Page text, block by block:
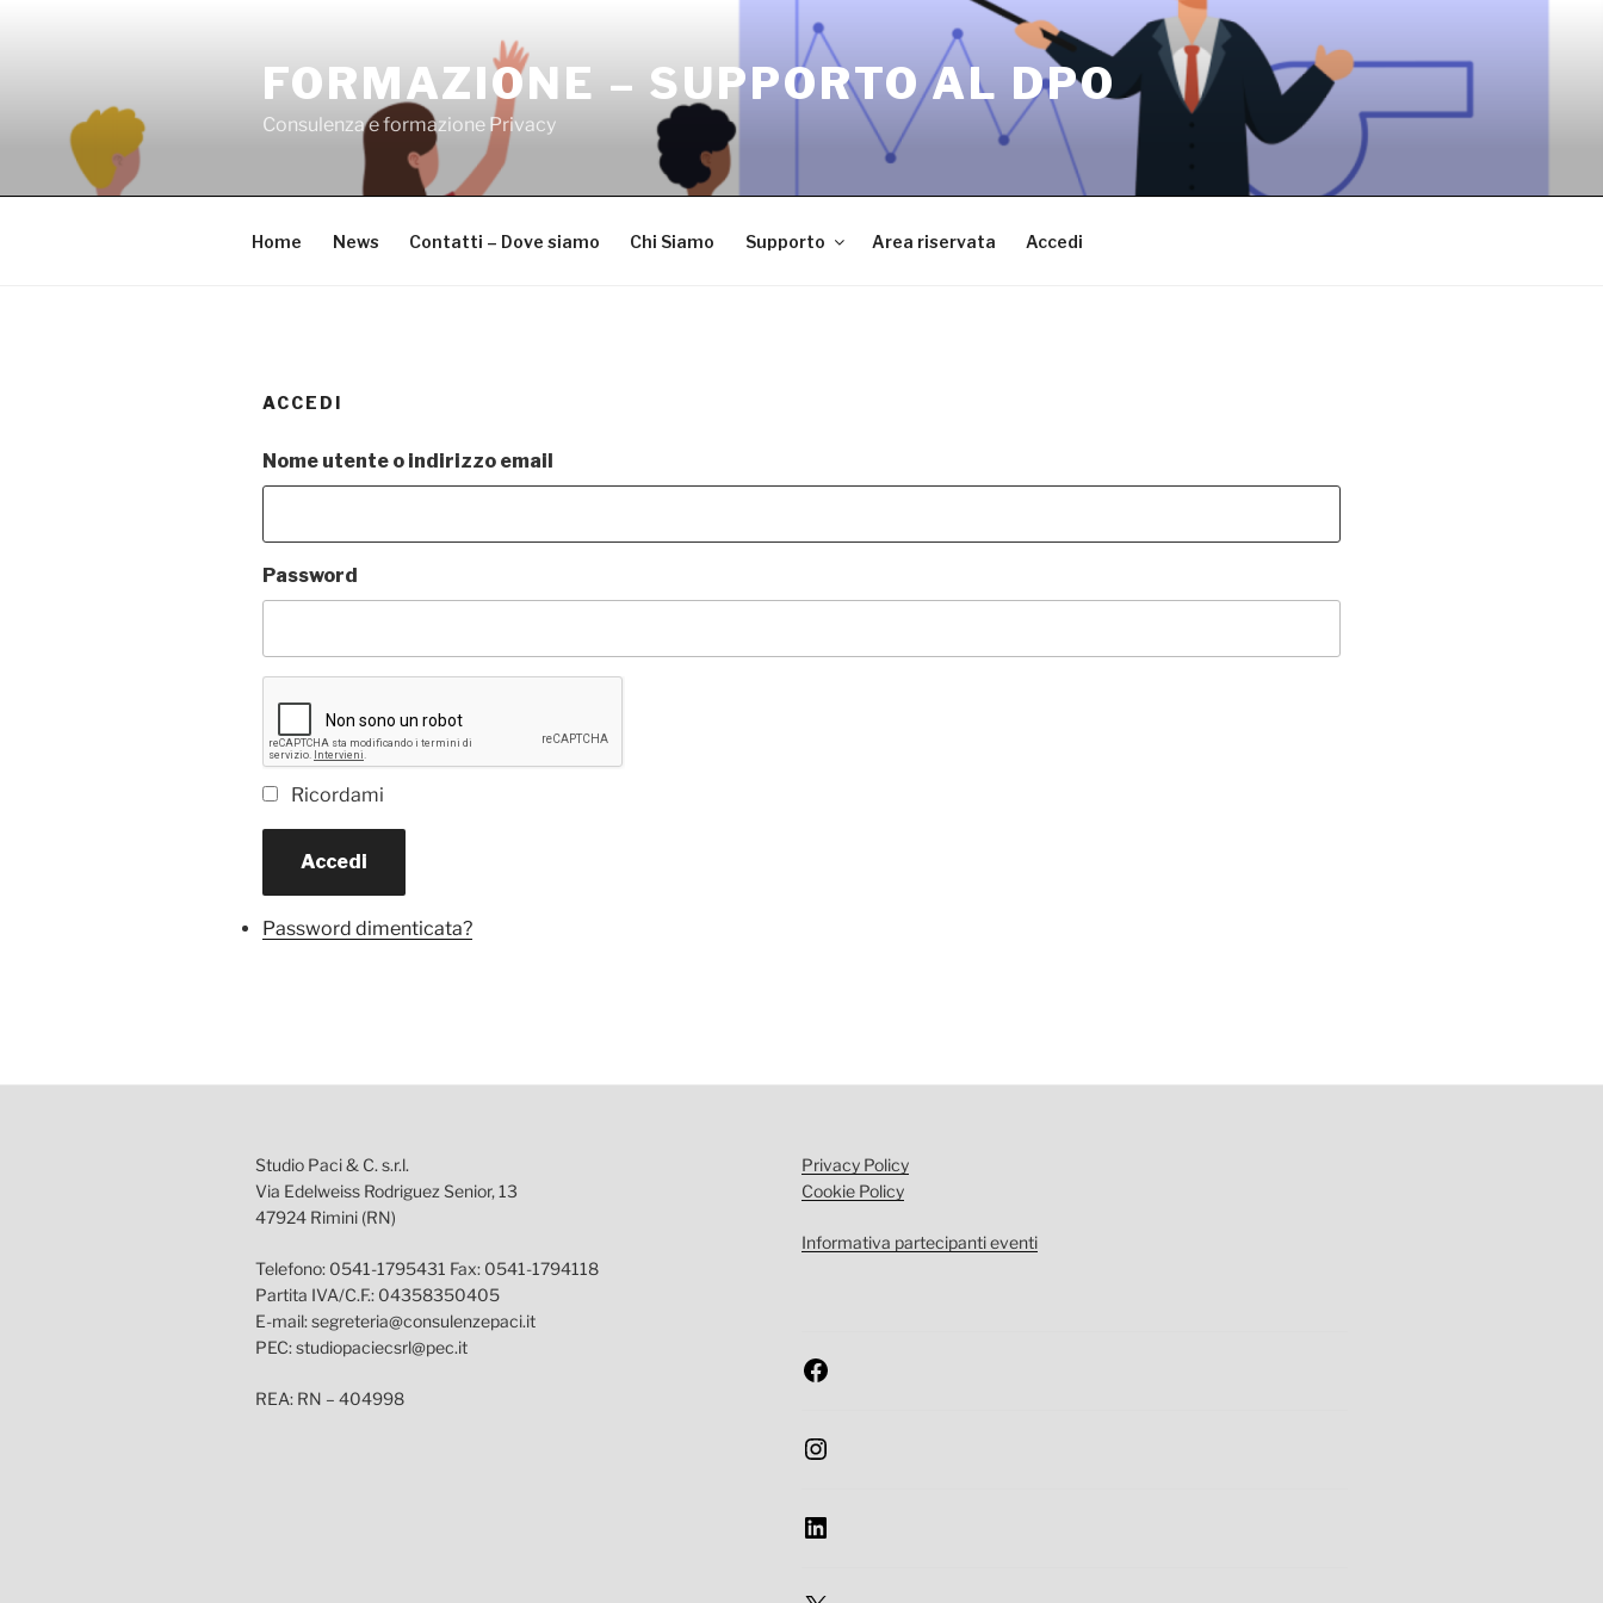
FORMAZIONE – SUPPORTO AL DPO
Consulenza e formazione Privacy
Home News Contatti – Dove siamo Chi Siamo Supporto Area riservata Accedi
ACCEDI
Nome utente o indirizzo email
Password
Ricordami
Accedi
Password dimenticata?
Studio Paci & C. s.r.l.
Via Edelweiss Rodriguez Senior, 13
47924 Rimini (RN)
Telefono: 0541-1795431 Fax: 0541-1794118
Partita IVA/C.F.: 04358350405
E-mail: segreteria@consulenzepaci.it
PEC: studiopaciecsrl@pec.it
REA: RN – 404998
Privacy Policy
Cookie Policy
Informativa partecipanti eventi